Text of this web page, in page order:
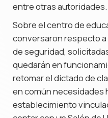
entre otras autoridades.
Sobre el centro de
conversaron respecto a
de seguridad,
quedarán en
retomar el dictado de
en común necesidades
establecimiento